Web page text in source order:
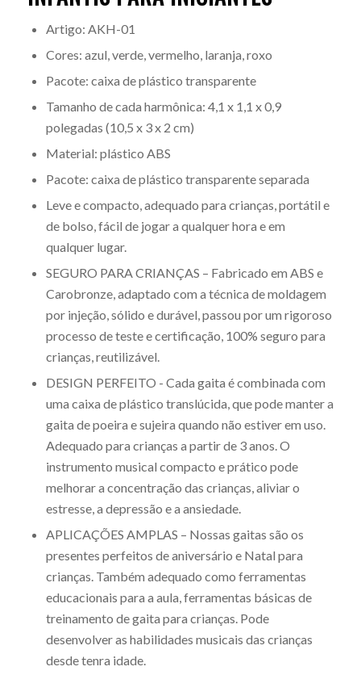
Artigo: AKH-01
Cores: azul, verde, vermelho, laranja, roxo
Pacote: caixa de plástico transparente
Tamanho de cada harmônica: 4,1 x 1,1 x 0,9
polegadas (10,5 x 3 x 2 cm)
Material: plástico ABS
Pacote: caixa de plástico transparente separada
Leve e compacto, adequado para crianças, portátil e
de bolso, fácil de jogar a qualquer hora e em
qualquer lugar.
SEGURO PARA CRIANÇAS – Fabricado em ABS e
Carobronze, adaptado com a técnica de moldagem
por injeção, sólido e durável, passou por um rigoroso
processo de teste e certificação, 100% seguro para
crianças, reutilizável.
DESIGN PERFEITO - Cada gaita é combinada com
uma caixa de plástico translúcida, que pode manter a
gaita de poeira e sujeira quando não estiver em uso.
Adequado para crianças a partir de 3 anos. O
instrumento musical compacto e prático pode
melhorar a concentração das crianças, aliviar o
estresse, a depressão e a ansiedade.
APLICAÇÕES AMPLAS – Nossas gaitas são os
presentes perfeitos de aniversário e Natal para
crianças. Também adequado como ferramentas
educacionais para a aula, ferramentas básicas de
treinamento de gaita para crianças. Pode
desenvolver as habilidades musicais das crianças
desde tenra idade.